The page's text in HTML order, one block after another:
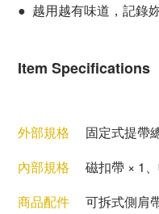
● 越用越有味道，記錄
Item Specifications
外部規格 固定式提帶
內部規格
磁扣帶 × 1 、
商品配件
可拆式側肩